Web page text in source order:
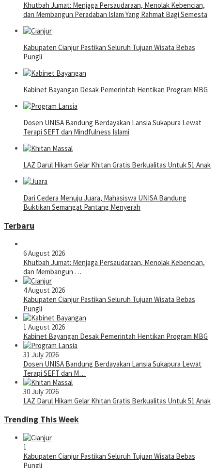
Khutbah Jumat: Menjaga Persaudaraan, Menolak Kebencian,
dan Membangun Peradaban Islam Yang Rahmat Bagi Semesta
Kabupaten Cianjur Pastikan Seluruh Tujuan Wisata Bebas
Pungli
Kabinet Bayangan Desak Pemerintah Hentikan Program MBG
Dosen UNISA Bandung Berdayakan Lansia Sukapura Lewat
Terapi SEFT dan Mindfulness Islami
LAZ Darul Hikam Gelar Khitan Gratis Berkualitas Untuk 51 Anak
Dari Cedera Menuju Juara, Mahasiswa UNISA Bandung
Buktikan Semangat Pantang Menyerah
Terbaru
6 August 2026
Khutbah Jumat: Menjaga Persaudaraan, Menolak Kebencian,
dan Membangun …
4 August 2026
Kabupaten Cianjur Pastikan Seluruh Tujuan Wisata Bebas
Pungli
1 August 2026
Kabinet Bayangan Desak Pemerintah Hentikan Program MBG
31 July 2026
Dosen UNISA Bandung Berdayakan Lansia Sukapura Lewat
Terapi SEFT dan M…
30 July 2026
LAZ Darul Hikam Gelar Khitan Gratis Berkualitas Untuk 51 Anak
Trending This Week
1
Kabupaten Cianjur Pastikan Seluruh Tujuan Wisata Bebas
Pungli